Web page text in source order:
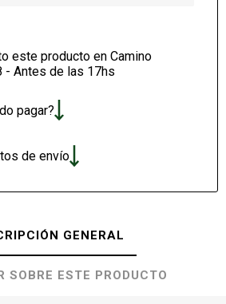
este producto en Camino
- Antes de las 17hs
pagar?
de envío
GENERAL
SOBRE ESTE PRODUCTO